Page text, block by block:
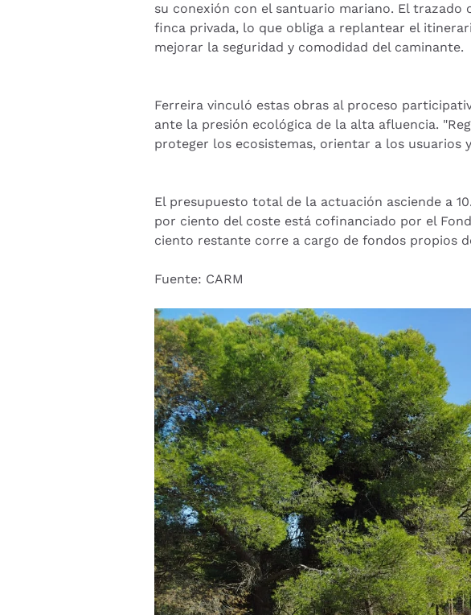
su conexión con el santuario mariano. El
finca privada, lo que obliga a replantear el
mejorar la seguridad y comodidad del caminante.
Ferreira vinculó estas obras al proceso
ante la presión ecológica de la alta afluencia.
proteger los ecosistemas, orientar a los usuarios
El presupuesto total de la actuación asciende a
por ciento del coste está cofinanciado por el
ciento restante corre a cargo de fondos propios
Fuente: CARM